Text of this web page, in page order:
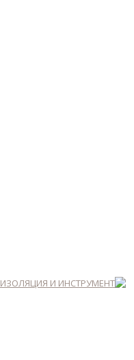
ИЗОЛЯЦИЯ И ИНСТРУМЕНТ